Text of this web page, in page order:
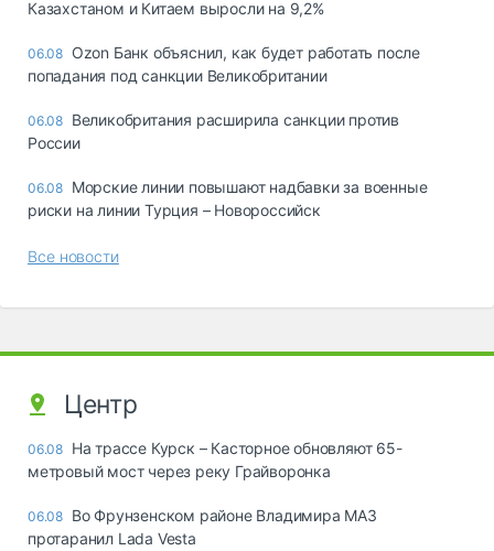
Казахстаном и Китаем выросли на 9,2%
06.08 Ozon Банк объяснил, как будет работать после
попадания под санкции Великобритании
06.08 Великобритания расширила санкции против
России
06.08 Морские линии повышают надбавки за военные
риски на линии Турция – Новороссийск
Все новости
Центр
06.08 На трассе Курск – Касторное обновляют 65-
метровый мост через реку Грайворонка
06.08 Во Фрунзенском районе Владимира МАЗ
протаранил Lada Vesta